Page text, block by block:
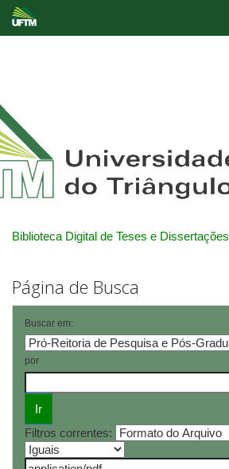
Biblioteca Digital de Teses e Dissertações
Página de Busca
Buscar em:
por
Filtros correntes: